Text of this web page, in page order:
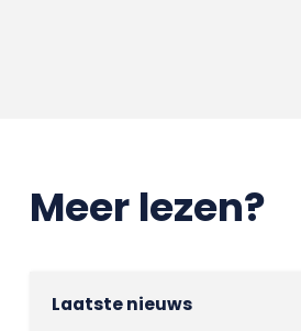
Meer lezen?
Laatste nieuws